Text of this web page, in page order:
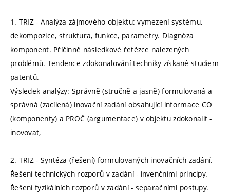
1. TRIZ - Analýza zájmového objektu: vymezení systému,
dekompozice, struktura, funkce, parametry. Diagnóza
komponent. Příčinně následkové řetězce nalezených
problémů. Tendence zdokonalování techniky získané studiem
patentů.
Výsledek analýzy: Správně (stručně a jasně) formulovaná a
správná (zacílená) inovační zadání obsahující informace CO
(komponenty) a PROČ (argumentace) v objektu zdokonalit -
inovovat,
2. TRIZ - Syntéza (řešení) formulovaných inovačních zadání.
Řešení technických rozporů v zadání - invenčními principy.
Řešení fyzikálních rozporů v zadání - separačními postupy.